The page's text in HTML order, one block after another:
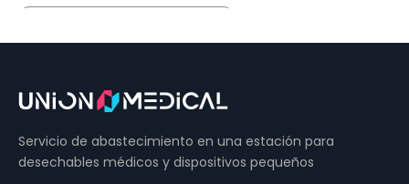
Férulas preformadas
Servicio de abastecimiento en una estación para
desechables médicos y dispositivos pequeños